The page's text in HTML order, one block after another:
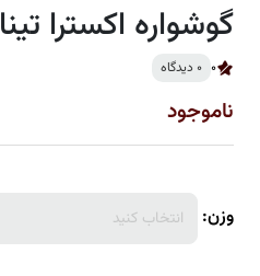
گوشواره اکسترا تینا
0 0 دیدگاه
ناموجود
وزن: انتخاب کنید